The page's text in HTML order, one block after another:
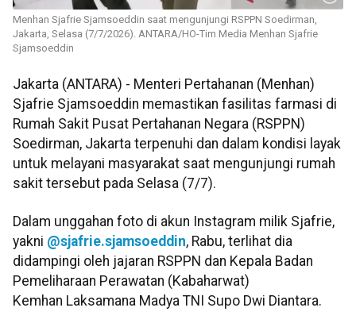
Menhan Sjafrie Sjamsoeddin saat mengunjungi RSPPN Soedirman,
Jakarta, Selasa (7/7/2026). ANTARA/HO-Tim Media Menhan Sjafrie
Sjamsoeddin
Jakarta (ANTARA) - Menteri Pertahanan (Menhan)
Sjafrie Sjamsoeddin memastikan fasilitas farmasi di
Rumah Sakit Pusat Pertahanan Negara (RSPPN)
Soedirman, Jakarta terpenuhi dan dalam kondisi layak
untuk melayani masyarakat saat mengunjungi rumah
sakit tersebut pada Selasa (7/7).
Dalam unggahan foto di akun Instagram milik Sjafrie,
yakni @sjafrie.sjamsoeddin, Rabu, terlihat dia
didampingi oleh jajaran RSPPN dan Kepala Badan
Pemeliharaan Perawatan (Kabaharwat)
Kemhan Laksamana Madya TNI Supo Dwi Diantara.